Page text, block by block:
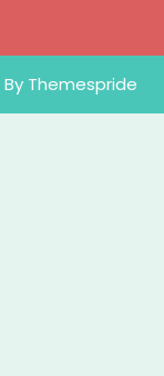
By Themespride